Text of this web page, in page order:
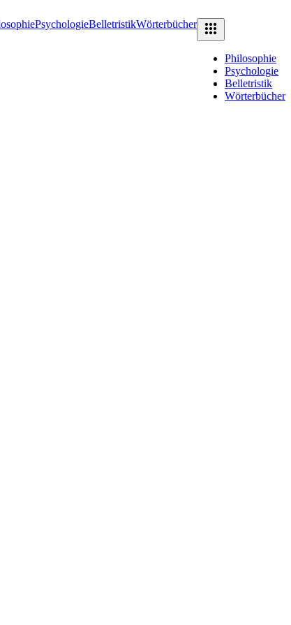
PsychologieBelletristikWörterbücher
Philosophie
Psychologie
Belletristik
Wörterbücher